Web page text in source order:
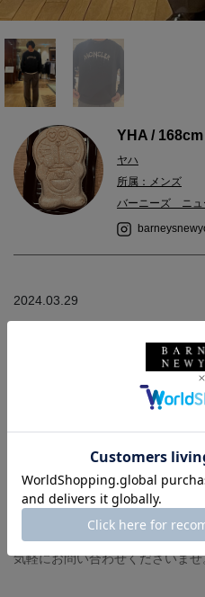
YHA / 168cm
ヤハ
所属：メンズ
バーニーズ ニュ
2024.03.29
これからのシーズンに一枚でも
ゴがアクセントになっているシ
オンラインストアで商品が売切
※『再入荷お知らせ』ボタンか
きる機能がございます。
※『店舗在庫表示』ボタンから
気軽にお問い合わせくださいませ